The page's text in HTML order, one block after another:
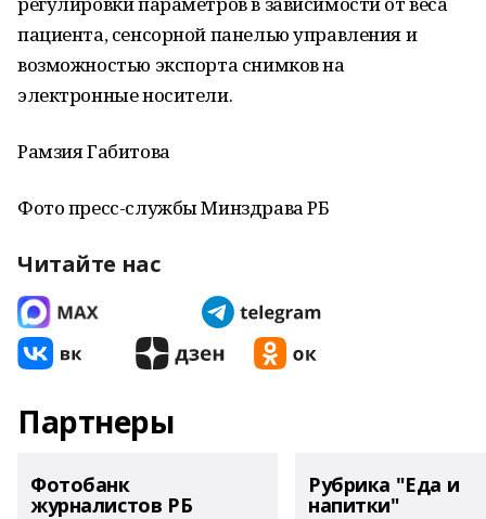
пациента, сенсорной панелью управления и
возможностью экспорта снимков на
электронные носители.
Рамзия Габитова
Фото пресс-службы Минздрава РБ
Читайте нас
Партнеры
Фотобанк
журналистов РБ
Рубрика "Еда и
напитки"